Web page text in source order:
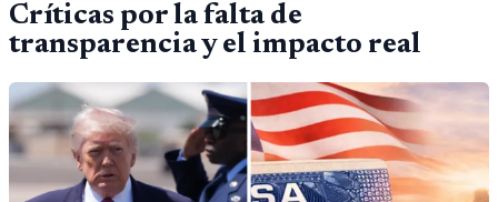
Críticas por la falta de
transparencia y el impacto real